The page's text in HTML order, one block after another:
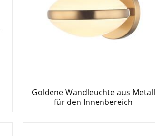
Goldene Wandleuchte aus Metall
für den Innenbereich